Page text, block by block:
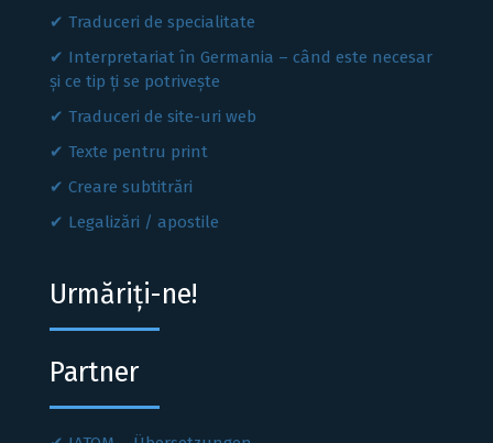
Traduceri de specialitate
Interpretariat în Germania – când este necesar
și ce tip ți se potrivește
Traduceri de site-uri web
Texte pentru print
Creare subtitrări
Legalizări / apostile
Urmăriți-ne!
Partner